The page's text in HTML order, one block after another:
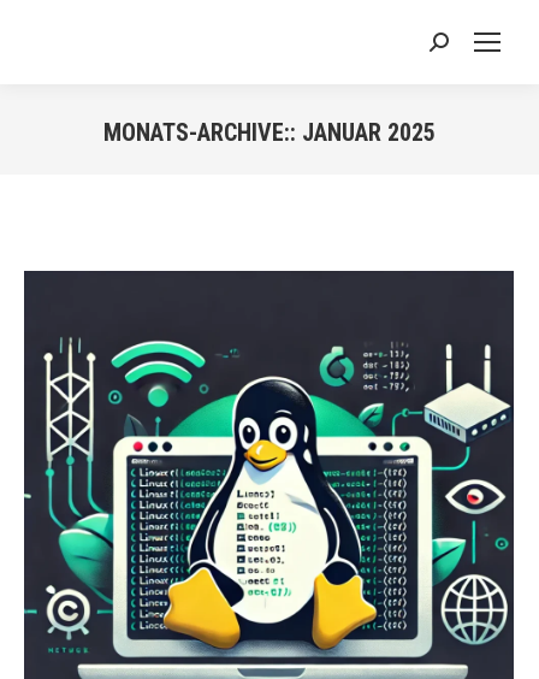
Search:
MONATS-ARCHIVE:: JANUAR 2025